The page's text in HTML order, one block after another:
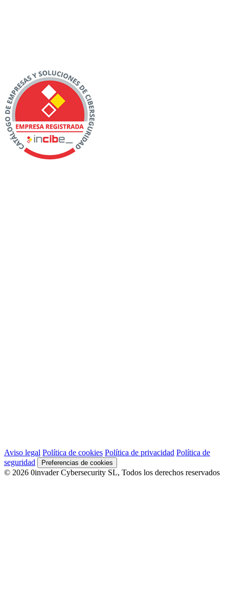
Aviso legal Política de cookies Política de privacidad Política de
seguridad
Preferencias de cookies
© 2026 0invader Cybersecurity SL, Todos los derechos reservados